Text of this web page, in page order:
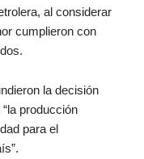
al considerar
cumplieron con
la decisión
producción
para el